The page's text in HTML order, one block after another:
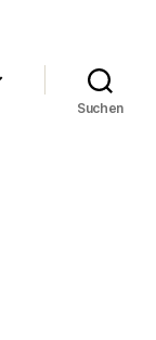
Suchen